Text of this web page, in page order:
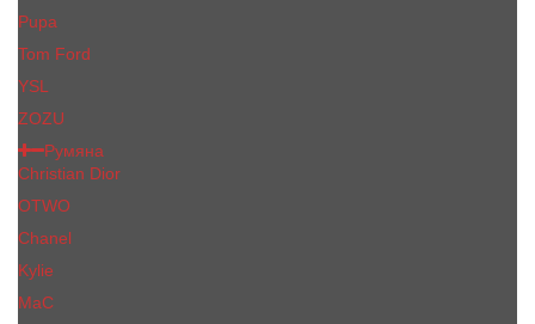
Pupa
Tom Ford
YSL
ZOZU
Румяна
Christian Dior
OTWO
Сhanеl
Kylie
MaC